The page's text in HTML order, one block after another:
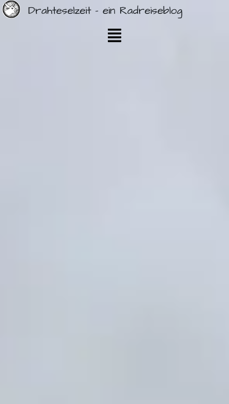
Drahteselzeit - ein Radreiseblog